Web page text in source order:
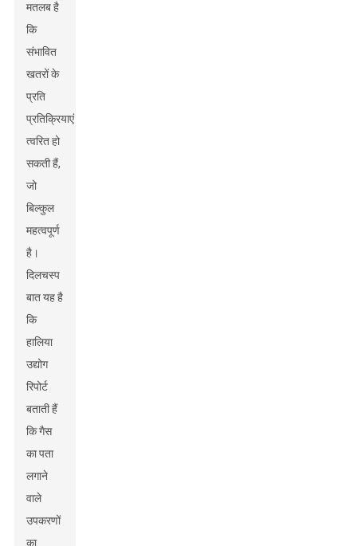
मतलब है
कि
संभावित
खतरों के
प्रति
प्रतिक्रियाएं
त्वरित हो
सकती हैं,
जो
बिल्कुल
महत्वपूर्ण
है।
दिलचस्प
बात यह है
कि
हालिया
उद्योग
रिपोर्ट
बताती हैं
कि गैस
का पता
लगाने
वाले
उपकरणों
का